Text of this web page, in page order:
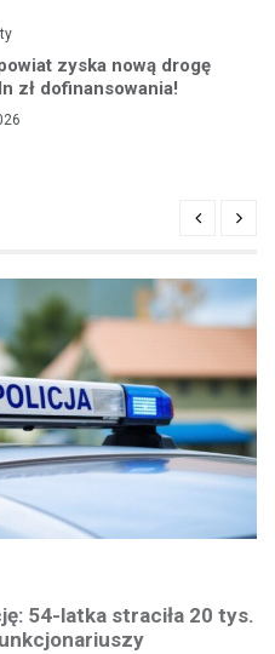
zyska nową drogę
zł dofinansowania!
54-latka straciła 20 tys.